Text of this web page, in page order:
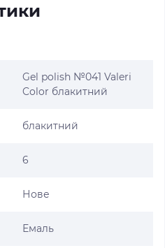
Gel polish №041 Valeri
Color блакитний
блакитний
6
Нове
Емаль